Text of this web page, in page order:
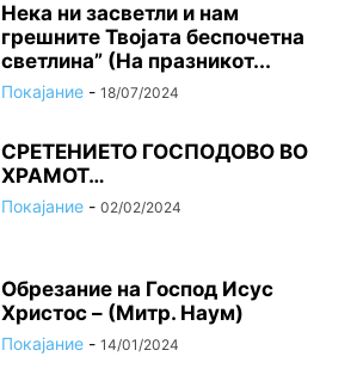
Нека ни засветли и нам
грешните Твојата беспочетна
светлина” (На празникот...
Покајание - 18/07/2024
СРЕТЕНИЕТО ГОСПОДОВО ВО
ХРАМОТ…
Покајание - 02/02/2024
Oбрезание на Господ Исус
Христос – (Митр. Наум)
Покајание - 14/01/2024